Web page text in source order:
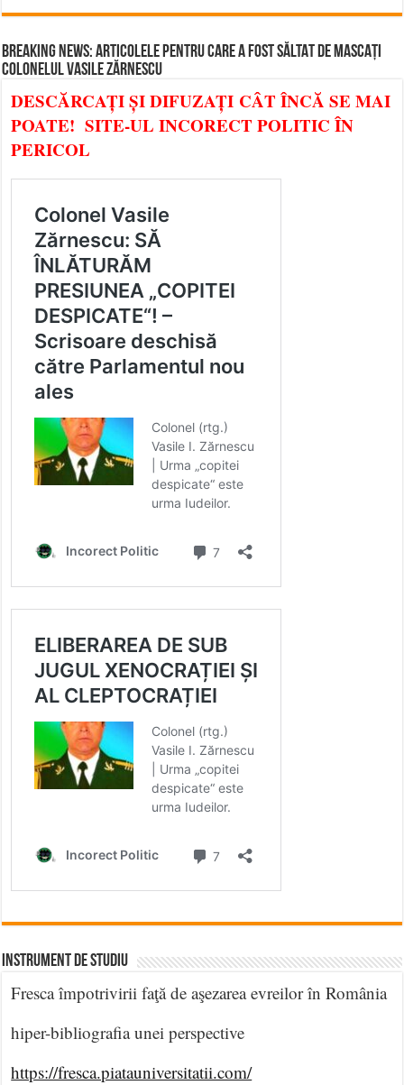
BREAKING NEWS: ARTICOLELE PENTRU CARE A FOST SĂLTAT DE MASCAȚI
COLONELUL VASILE ZĂRNESCU
DESCĂRCAȚI ȘI DIFUZAȚI CÂT ÎNCĂ SE MAI
POATE! SITE-UL INCORECT POLITIC ÎN
PERICOL
INSTRUMENT DE STUDIU
Fresca împotrivirii faţă de aşezarea evreilor în România
hiper-bibliografia unei perspective
https://fresca.piatauniversitatii.com/